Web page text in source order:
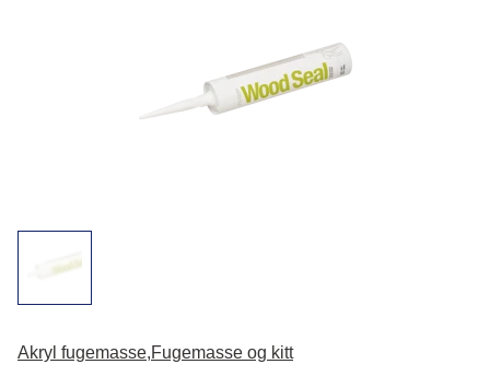
Akryl fugemasse,Fugemasse og kitt